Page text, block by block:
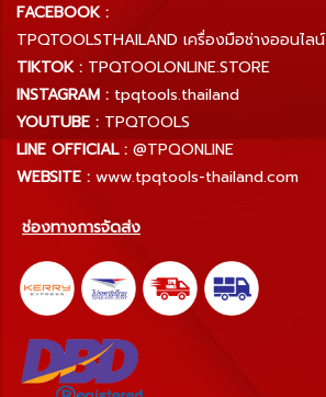
FACEBOOK :
TPQTOOLSTHAILAND เครื่องมือช่างออนไลน์
TIKTOK : TPQTOOLONLINE.STORE
INSTAGRAM : tpqtools.thailand
YOUTUBE : TPQTOOLS
LINE OFFICIAL : @TPQONLINE
WEBSITE : www.tpqtools-thailand.com
ช่องทางการจัดส่ง